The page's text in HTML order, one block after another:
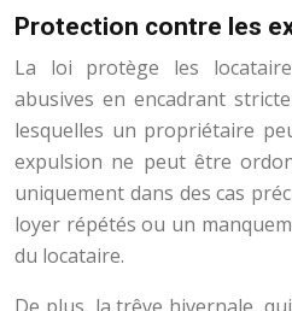
Protection contre les
La loi protège les
abusives en encadrant
lesquelles un propriétaire
expulsion ne peut être
uniquement dans des cas
loyer répétés ou un
du locataire.